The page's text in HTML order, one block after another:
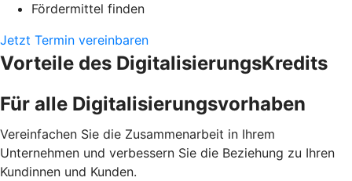
Fördermittel finden
Jetzt Termin vereinbaren
Vorteile des DigitalisierungsKredits
Für alle Digitalisierungsvorhaben
Vereinfachen Sie die Zusammenarbeit in Ihrem
Unternehmen und verbessern Sie die Beziehung zu Ihren
Kundinnen und Kunden.